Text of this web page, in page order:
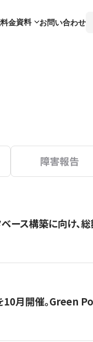
料金資料 お問い合わせ
障害報告
ース構築に向け
10月開催。Green